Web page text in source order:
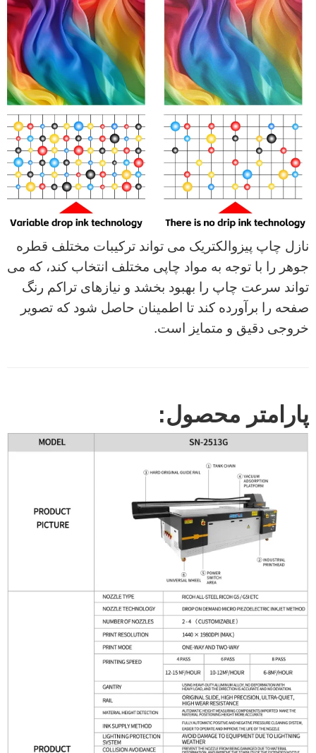
نازل چاپ پیزوالکتریک می تواند ترکیبات مختلف قطره
جوهر را با توجه به مواد چاپی مختلف انتخاب کند، که می
تواند سرعت چاپ را بهبود بخشد و نیازهای تراکم رنگ
صفحه را برآورده کند تا اطمینان حاصل شود که تصویر
خروجی دقیق و متمایز است.
پارامتر محصول: